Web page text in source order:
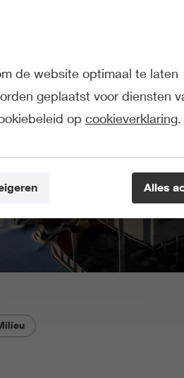
de website optimaal te laten
geplaatst voor diensten
op cookieverklaring.
Alles